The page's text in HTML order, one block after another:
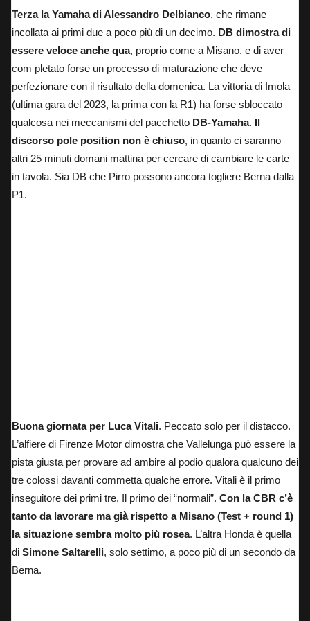
Terza la Yamaha di Alessandro Delbianco, che rimane
incollata ai primi due a poco più di un decimo. DB dimostra di
essere veloce anche qua, proprio come a Misano, e di aver
com pletato forse un processo di maturazione che deve
perfezionare con il risultato della domenica. La vittoria di Imola
(ultima gara del 2023, la prima con la R1) ha forse sbloccato
qualcosa nei meccanismi del pacchetto DB-Yamaha. Il
discorso pole position non è chiuso, in quanto ci saranno
altri 25 minuti domani mattina per cercare di cambiare le carte
in tavola. Sia DB che Pirro possono ancora togliere Berna dalla
P1.
Buona giornata per Luca Vitali. Peccato solo per il distacco.
L’alfiere di Firenze Motor dimostra che Vallelunga può essere la
pista giusta per provare ad ambire al podio qualora qualcuno dei
tre colossi davanti commetta qualche errore. Vitali è il primo
inseguitore dei primi tre. Il primo dei “normali”. Con la CBR c’è
tanto da lavorare ma già rispetto a Misano (Test + round 1)
la situazione sembra molto più rosea. L’altra Honda è quella
di Simone Saltarelli, solo settimo, a poco più di un secondo da
Berna.